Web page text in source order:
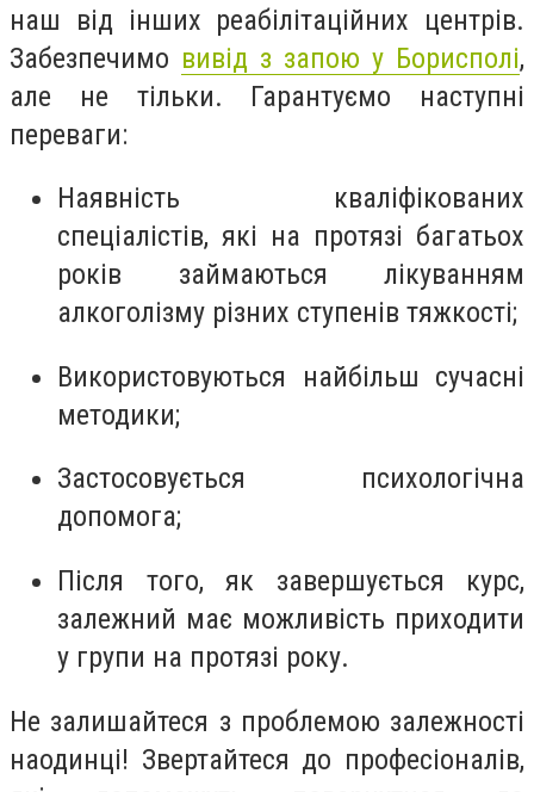
наш від інших реабілітаційних центрів.
Забезпечимо вивід з запою у Борисполі,
але не тільки. Гарантуємо наступні
переваги:
Наявність кваліфікованих
спеціалістів, які на протязі багатьох
років займаються лікуванням
алкоголізму різних ступенів тяжкості;
Використовуються найбільш сучасні
методики;
Застосовується психологічна
допомога;
Після того, як завершується курс,
залежний має можливість приходити
у групи на протязі року.
Не залишайтеся з проблемою залежності
наодинці! Звертайтеся до професіоналів,